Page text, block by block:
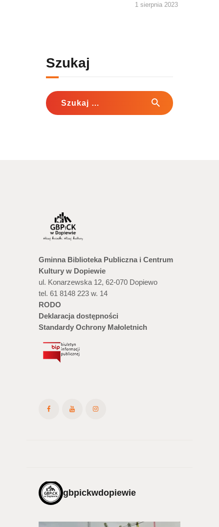
1 sierpnia 2023
Szukaj
Szukaj:
Gminna Biblioteka Publiczna i Centrum
Kultury w Dopiewie
ul. Konarzewska 12, 62-070 Dopiewo
tel. 61 8148 223 w. 14
RODO
Deklaracja dostępności
Standardy Ochrony Małoletnich
gbpickwdopiewie